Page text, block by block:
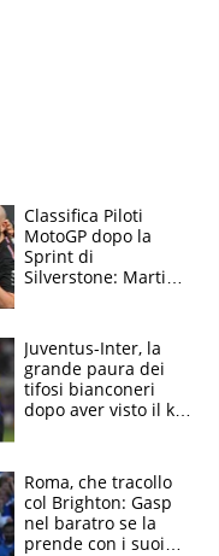
Classifica Piloti
MotoGP dopo la
Sprint di
Silverstone: Martin
Marquez
Juventus-Inter, la
grande paura dei
tifosi bianconeri
dopo aver visto il ko
Roma, che tracollo
col Brighton: Gasp
nel baratro se la
prende con i suoi